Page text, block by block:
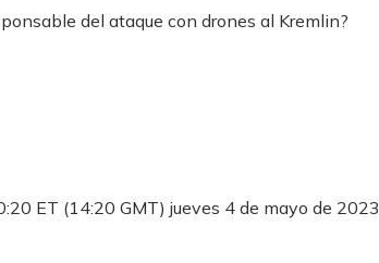
ET (14:20 GMT) jueves 4 de mayo de 2023